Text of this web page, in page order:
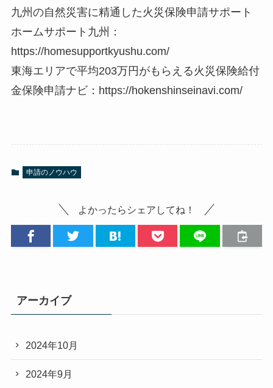
九州の自然災害に精通した火災保険申請サポート
ホームサポート九州：
https://homesupportkyushu.com/
東海エリアで平均203万円がもらえる火災保険給付
金保険申請ナビ：https://hokenshinseinavi.com/
申請のノウハウ
よかったらシェアしてね！
アーカイブ
2024年10月
2024年9月